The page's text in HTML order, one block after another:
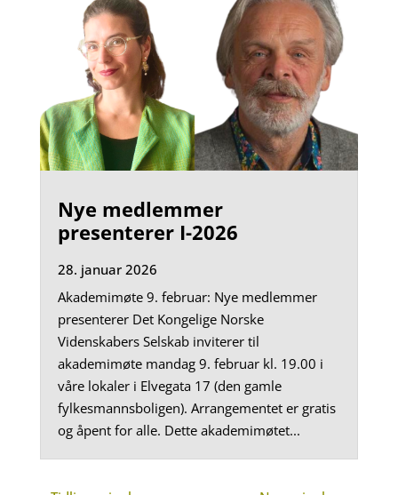
Nye medlemmer
presenterer I-2026
28. januar 2026
Akademimøte 9. februar: Nye medlemmer
presenterer Det Kongelige Norske
Videnskabers Selskab inviterer til
akademimøte mandag 9. februar kl. 19.00 i
våre lokaler i Elvegata 17 (den gamle
fylkesmannsboligen). Arrangementet er gratis
og åpent for alle. Dette akademimøtet...